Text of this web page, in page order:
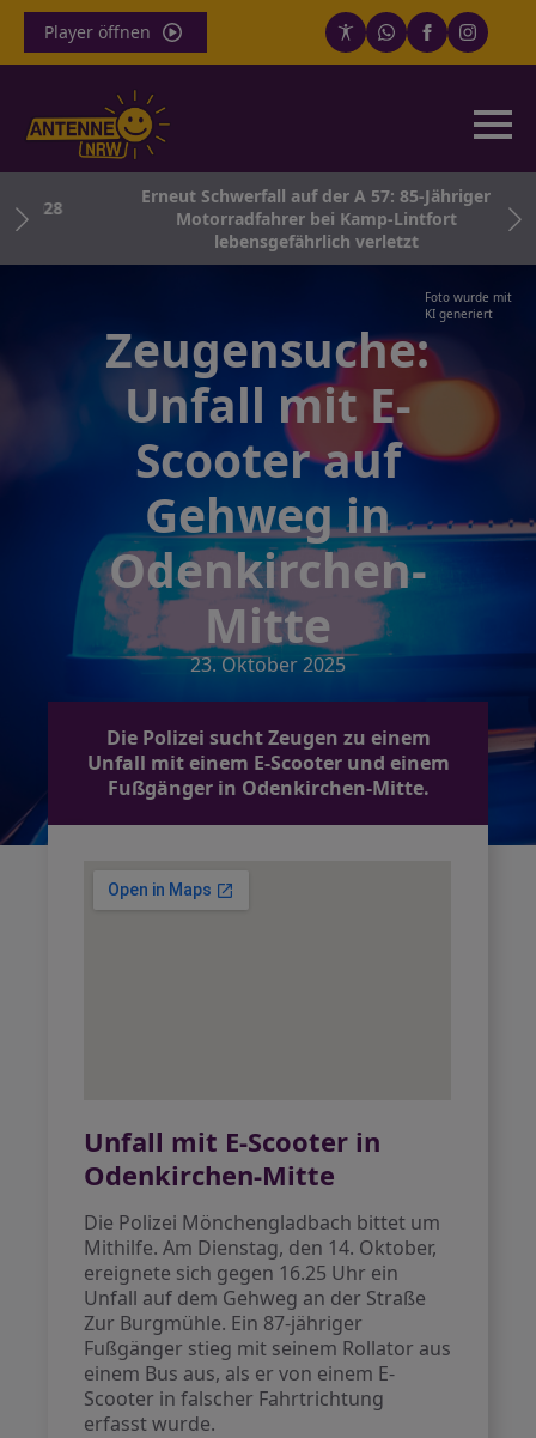
Player öffnen
Erneut Schwerfall auf der A 57: 85-Jähriger
Motorradfahrer bei Kamp-Lintfort
lebensgefährlich verletzt
Foto wurde mit
KI generiert
Zeugensuche:
Unfall mit E-
Scooter auf
Gehweg in
Odenkirchen-
Mitte
23. Oktober 2025
Die Polizei sucht Zeugen zu einem
Unfall mit einem E-Scooter und einem
Fußgänger in Odenkirchen-Mitte.
Unfall mit E-Scooter in
Odenkirchen-Mitte
Die Polizei Mönchengladbach bittet um
Mithilfe. Am Dienstag, den 14. Oktober,
ereignete sich gegen 16.25 Uhr ein
Unfall auf dem Gehweg an der Straße
Zur Burgmühle. Ein 87-jähriger
Fußgänger stieg mit seinem Rollator aus
einem Bus aus, als er von einem E-
Scooter in falscher Fahrtrichtung
erfasst wurde.